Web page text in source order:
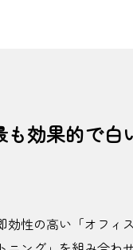
効果的で
性の高い「オフィ